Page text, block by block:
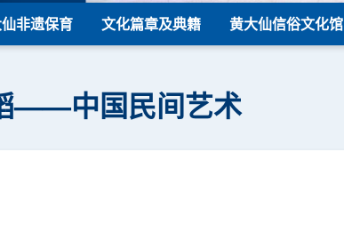
非遗保育 文化篇章及典籍 黄大仙信俗文化馆
——中国民间艺术